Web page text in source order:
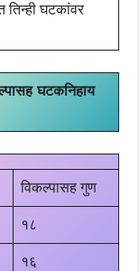
घटकांवर
घटकनिहाय
विकल्पासह गुण
१८
१६